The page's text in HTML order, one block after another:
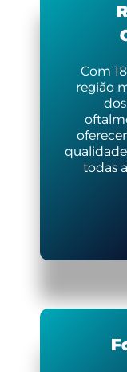
Com
região
todas